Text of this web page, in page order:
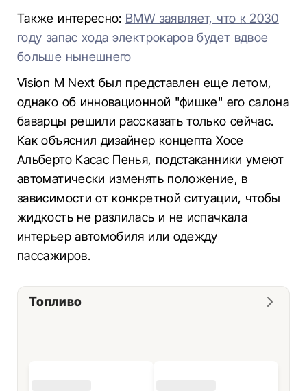
Также интересно: BMW заявляет, что к 2030
году запас хода электрокаров будет вдвое
больше нынешнего
Vision M Next был представлен еще летом,
однако об инновационной "фишке" его салона
баварцы решили рассказать только сейчас.
Как объяснил дизайнер концепта Хосе
Альберто Касас Пенья, подстаканники умеют
автоматически изменять положение, в
зависимости от конкретной ситуации, чтобы
жидкость не разлилась и не испачкала
интерьер автомобиля или одежду
пассажиров.
Топливо